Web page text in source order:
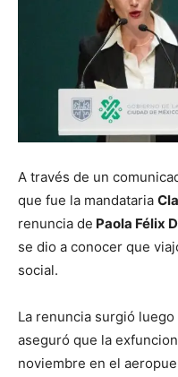
A través de un
que fue la mandataria
renuncia de Paola Félix
se dio a conocer que
social.
La renuncia surgió
aseguró que la
noviembre en el